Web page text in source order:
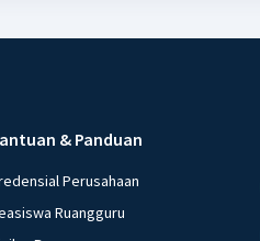
& Panduan
Perusahaan
Ruangguru